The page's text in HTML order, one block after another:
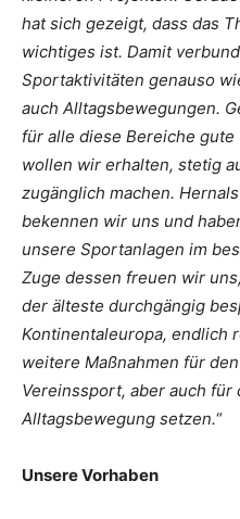
hat sich gezeigt, dass das
wichtiges ist. Damit
Sportaktivitäten genauso
auch Alltagsbewegungen.
für alle diese Bereiche
wollen wir erhalten, stetig
zugänglich machen.
bekennen wir uns und
unsere Sportanlagen im
Zuge dessen freuen wir
der älteste durchgängig
Kontinentaleuropa, endlich
weitere Maßnahmen für
Vereinssport, aber auch
Alltagsbewegung setzen.“
Unsere Vorhaben